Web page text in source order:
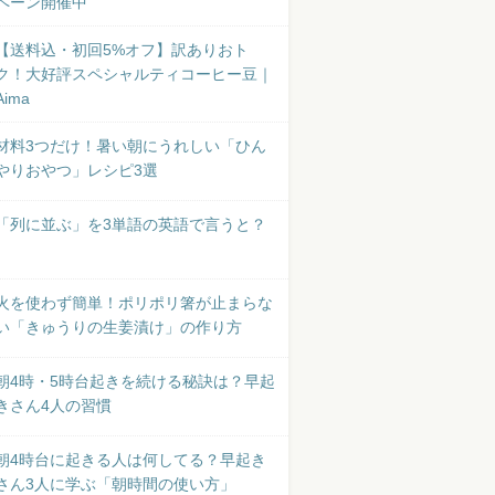
送料込・初回5%オフ】訳ありおト
！大好評スペシャルティコーヒー豆｜
料3つだけ！暑い朝にうれしい「ひん
りおやつ」レシピ3選
列に並ぶ」を3単語の英語で言うと？
を使わず簡単！ポリポリ箸が止まらな
「きゅうりの生姜漬け」の作り方
4時・5時台起きを続ける秘訣は？早起
さん4人の習慣
4時台に起きる人は何してる？早起き
ん3人に学ぶ「朝時間の使い方」